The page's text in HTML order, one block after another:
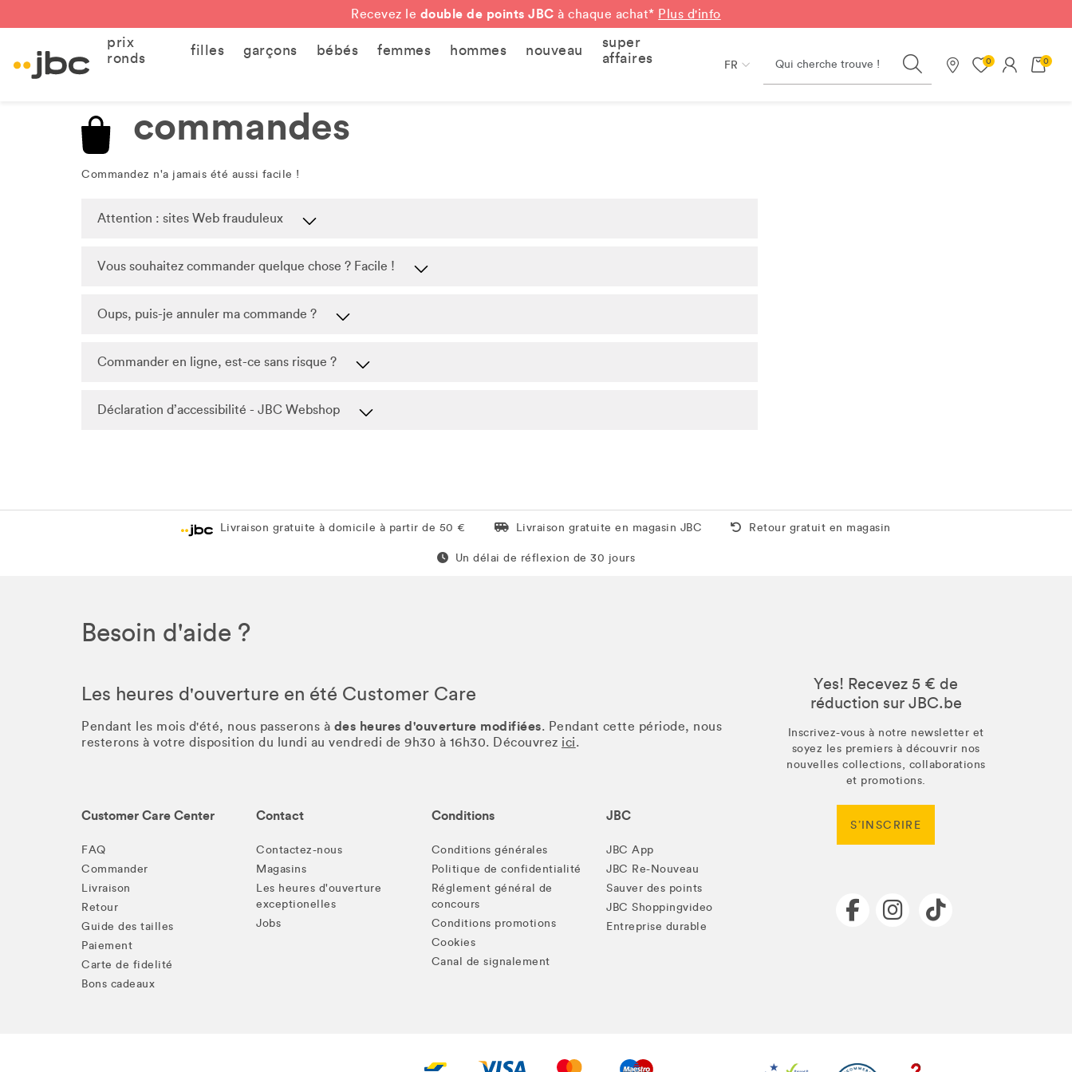
Recevez le double de points JBC à chaque achat* Plus d'info
prix
ronds
filles garçons bébés femmes hommes nouveau
super
affaires
FR Search
Nos magasins
0 0
commandes
Commandez n'a jamais été aussi facile !
Attention : sites Web frauduleux
Vous souhaitez commander quelque chose ? Facile !
Oups, puis-je annuler ma commande ?
Commander en ligne, est-ce sans risque ?
Déclaration d’accessibilité - JBC Webshop
Livraison gratuite à domicile à partir de 50 € Livraison gratuite en magasin JBC
Livraison gratuite en magasin JBC Retour gratuit aussi en magasin
Retour gratuit en magasin
Un délai de réflexion de 60 jours
Un délai de réflexion de 30 jours
Besoin d'aide ?
Les heures d'ouverture en été Customer Care
Pendant les mois d'été, nous passerons à des heures d'ouverture modifiées. Pendant cette période, nous
resterons à votre disposition du lundi au vendredi de 9h30 à 16h30. Découvrez ici.
Customer Care Center
FAQ
Commander
Livraison
Retour
Guide des tailles
Paiement
Carte de fidelité
Bons cadeaux
Contact
Contactez-nous
Magasins
Les heures d'ouverture
exceptionelles
Jobs
Conditions
Conditions générales
Politique de confidentialité
Réglement général de
concours
Conditions promotions
Cookies
Canal de signalement
JBC
JBC App
JBC Re-Nouveau
Sauver des points
JBC Shoppingvideo
Entreprise durable
Yes! Recevez 5 € de
réduction sur JBC.be
Inscrivez-vous à notre newsletter et
soyez les premiers à découvrir nos
nouvelles collections, collaborations
et promotions.
S’INSCRIRE